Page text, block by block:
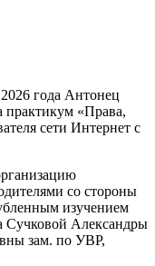
года Антонец
практикум «Права,
сети Интернет с
со стороны
изучением
Сучковой Александры
зам. по УВР,